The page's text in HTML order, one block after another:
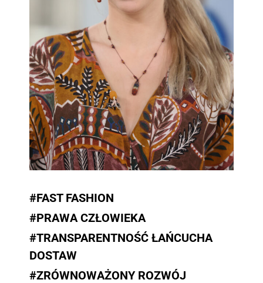
#FAST FASHION
#PRAWA CZŁOWIEKA
#TRANSPARENTNOŚĆ ŁAŃCUCHA
DOSTAW
#ZRÓWNOWAŻONY ROZWÓJ